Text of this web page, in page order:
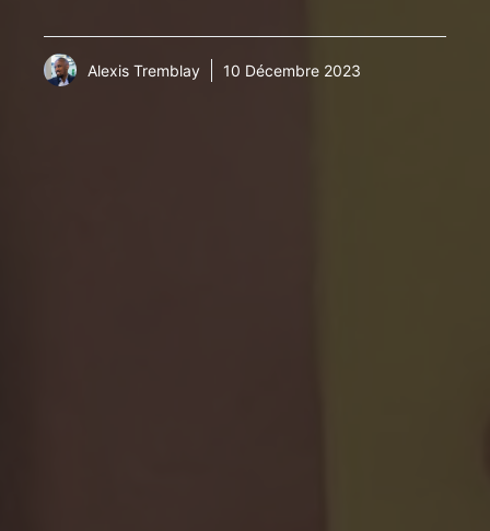
Alexis Tremblay 10 Décembre 2023